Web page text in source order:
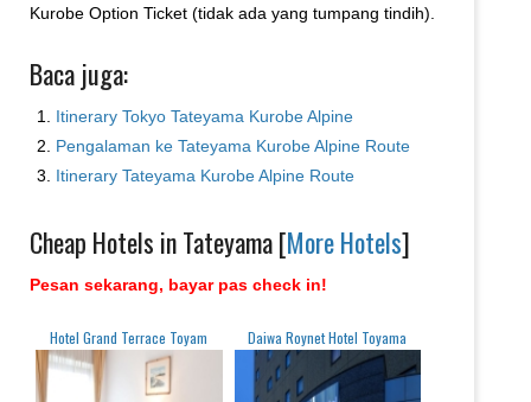
Kurobe Option Ticket (tidak ada yang tumpang tindih).
Baca juga:
Itinerary Tokyo Tateyama Kurobe Alpine
Pengalaman ke Tateyama Kurobe Alpine Route
Itinerary Tateyama Kurobe Alpine Route
Cheap Hotels in Tateyama [More Hotels]
Pesan sekarang, bayar pas check in!
Hotel Grand Terrace Toyam Daiwa Roynet Hotel Toyama